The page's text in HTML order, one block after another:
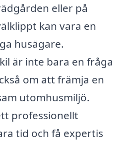
eller på
kan vara en
husägare.
är inte bara en fråga
om att främja en
utomhusmiljö.
professionellt
tid och få expertis